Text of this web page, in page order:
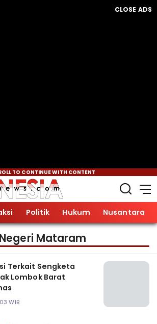
CLOSE ADS
TO CONTINUE WITH CONTENT
Politik Hukum Nusantara
Mataram
Terkait Sengketa
Lombok Barat
WIB